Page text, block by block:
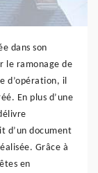
dans son
le ramonage de
d’opération, il
En plus d’une
d’un document
Grâce à
en